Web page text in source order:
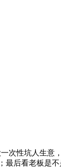
次性坑人生意
最后看老板是